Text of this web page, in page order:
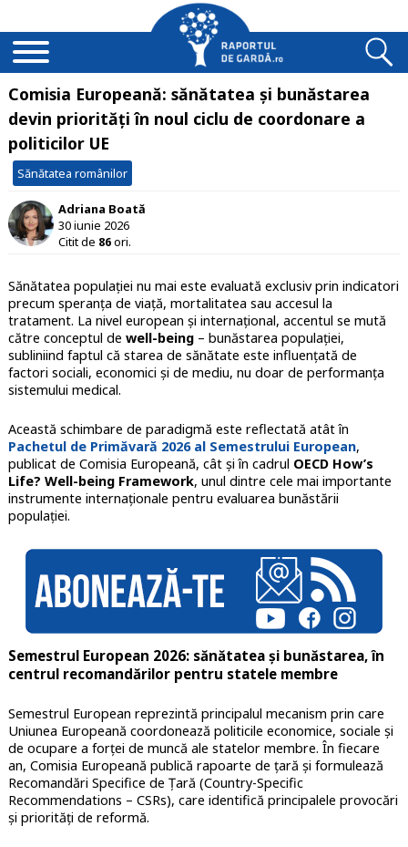
Comisia Europeană: sănătatea și bunăstarea
devin priorități în noul ciclu de coordonare a
politicilor UE
Sănătatea românilor
Adriana Boată
30 iunie 2026
Citit de 86ori.
Sănătatea populației nu mai este evaluată exclusiv prin indicatori
precum speranța de viață, mortalitatea sau accesul la
tratament. La nivel european și internațional, accentul se mută
către conceptul de well-being– bunăstarea populației,
subliniind faptul că starea de sănătate este influențată de
factori sociali, economici și de mediu, nu doar de performanța
sistemului medical.
Această schimbare de paradigmă este reflectată atât în
Pachetul de Primăvară 2026 al Semestrului European,
publicat de Comisia Europeană, cât și în cadrul OECD How’s
Life? Well-being Framework, unul dintre cele mai importante
instrumente internaționale pentru evaluarea bunăstării
populației.
Semestrul European 2026: sănătatea și bunăstarea, în
centrul recomandărilor pentru statele membre
Semestrul European reprezintă principalul mecanism prin care
Uniunea Europeană coordonează politicile economice, sociale și
de ocupare a forței de muncă ale statelor membre. În fiecare
an, Comisia Europeană publică rapoarte de țară și formulează
Recomandări Specifice de Țară (Country-Specific
Recommendations – CSRs), care identifică principalele provocări
și priorități de reformă.